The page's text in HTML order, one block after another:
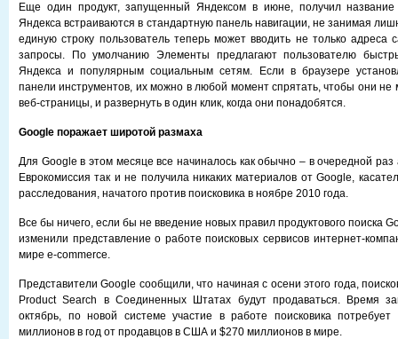
Еще один продукт, запущенный Яндексом в июне, получил
Яндекса встраиваются в стандартную панель навигации, не занимая
единую строку пользователь теперь может вводить не только адреса
запросы. По умолчанию Элементы предлагают пользователю
Яндекса и популярным социальным сетям. Если в браузере
панели инструментов, их можно в любой момент спрятать, чтобы они не
веб-страницы, и развернуть в один клик, когда они понадобятся.
Google поражает широтой размаха
Для Google в этом месяце все начиналось как обычно – в очередной
Еврокомиссия так и не получила никаких материалов от Google,
расследования, начатого против поисковика в ноябре 2010 года.
Все бы ничего, если бы не введение новых правил продуктового поиска
изменили представление о работе поисковых сервисов интернет-
мире e-commerce.
Представители Google сообщили, что начиная с осени этого года,
Product Search в Соединенных Штатах будут продаваться. Время
октябрь, по новой системе участие в работе поисковика
миллионов в год от продавцов в США и $270 миллионов в мире.